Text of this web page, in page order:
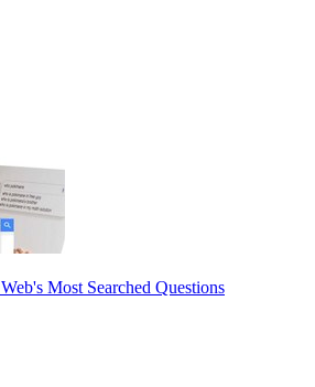
Most Searched Questions